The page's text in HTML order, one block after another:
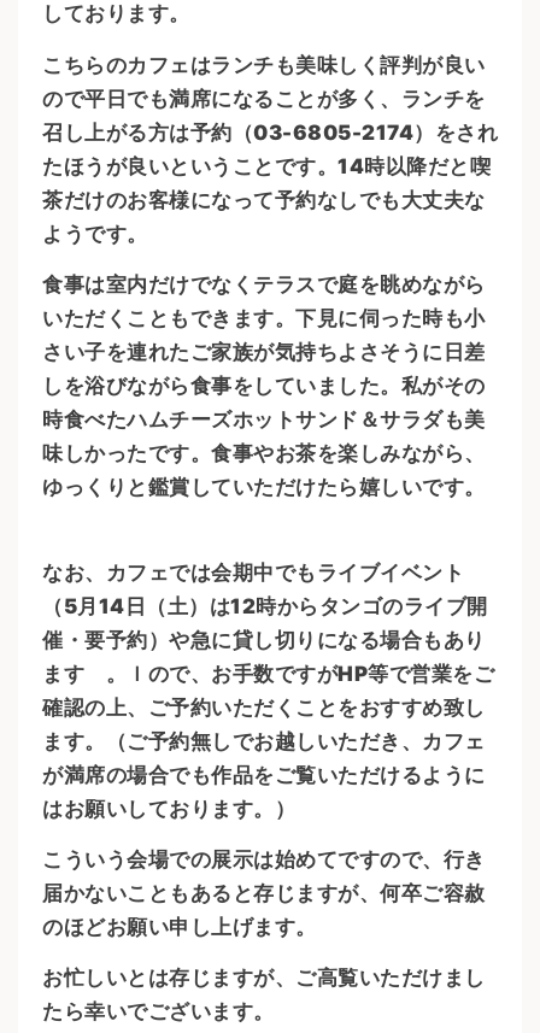
しております。
こちらのカフェはランチも美味しく評判が良い
ので平日でも満席になることが多く、ランチを
召し上がる方は予約（03-6805-2174）をされ
たほうが良いということです。14時以降だと喫
茶だけのお客様になって予約なしでも大丈夫な
ようです。
食事は室内だけでなくテラスで庭を眺めながら
いただくこともできます。下見に伺った時も小
さい子を連れたご家族が気持ちよさそうに日差
しを浴びながら食事をしていました。私がその
時食べたハムチーズホットサンド＆サラダも美
味しかったです。食事やお茶を楽しみながら、
ゆっくりと鑑賞していただけたら嬉しいです。
なお、カフェでは会期中でもライブイベント
（5月14日（土）は12時からタンゴのライブ開
催・要予約）や急に貸し切りになる場合もあり
ます 。ｌので、お手数ですがHP等で営業をご
確認の上、ご予約いただくことをおすすめ致し
ます。（ご予約無しでお越しいただき、カフェ
が満席の場合でも作品をご覧いただけるように
はお願いしております。）
こういう会場での展示は始めてですので、行き
届かないこともあると存じますが、何卒ご容赦
のほどお願い申し上げます。
お忙しいとは存じますが、ご高覧いただけまし
たら幸いでございます。